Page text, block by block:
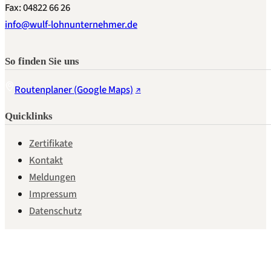
Fax: 04822 66 26
info@wulf-lohnunternehmer.de
So finden Sie uns
Routenplaner (Google Maps)
Quicklinks
Zertifikate
Kontakt
Meldungen
Impressum
Datenschutz